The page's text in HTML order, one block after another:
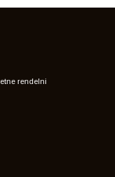
rendelni